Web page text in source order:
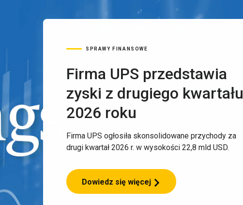
SPRAWY FINANSOWE
Firma UPS przedstawia
zyski z drugiego kwartału
2026 roku
Firma UPS ogłosiła skonsolidowane przychody za
drugi kwartał 2026 r. w wysokości 22,8 mld USD.
Dowiedz się więcej
Firma
UPS